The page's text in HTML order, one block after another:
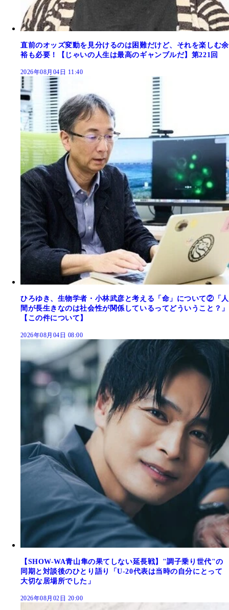
直前のオッズ変動を見分けるのは困難だけど、それを楽しむ余
裕も必要！【じゃいの人生は最高のギャンブルだ】第221回
2026年08月04日 11:40
ひろゆき、生物学者・小林武彦と考える「命」について②「人
間が長生きなのは社会性が関係しているってどういうこと？」
【この件について】
2026年08月04日 08:00
【SHOW-WA青山隼の果てしない延長戦】"調子乗り世代"の
同期と対談後のひとり語り「U-20代表は当時の自分にとって
大切な居場所でした」
2026年08月02日 20:00